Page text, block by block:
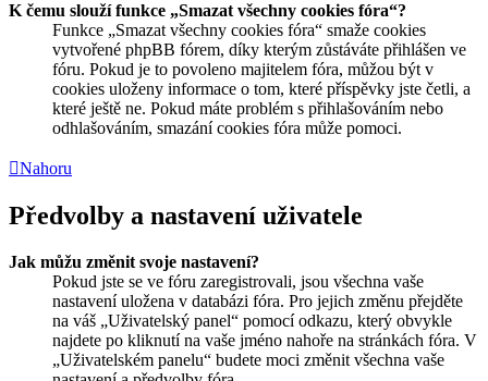
K čemu slouží funkce „Smazat všechny cookies fóra“?
Funkce „Smazat všechny cookies fóra“ smaže cookies
vytvořené phpBB fórem, díky kterým zůstáváte přihlášen ve
fóru. Pokud je to povoleno majitelem fóra, můžou být v
cookies uloženy informace o tom, které příspěvky jste četli, a
které ještě ne. Pokud máte problém s přihlašováním nebo
odhlašováním, smazání cookies fóra může pomoci.
Nahoru
Předvolby a nastavení uživatele
Jak můžu změnit svoje nastavení?
Pokud jste se ve fóru zaregistrovali, jsou všechna vaše
nastavení uložena v databázi fóra. Pro jejich změnu přejděte
na váš „Uživatelský panel“ pomocí odkazu, který obvykle
najdete po kliknutí na vaše jméno nahoře na stránkách fóra. V
„Uživatelském panelu“ budete moci změnit všechna vaše